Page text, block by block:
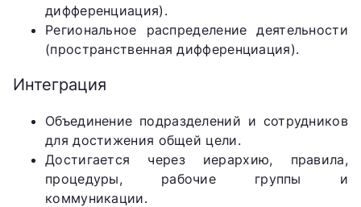
дифференциация).
Региональное распределение деятельности
(пространственная дифференциация).
Интеграция
Объединение подразделений и сотрудников
для достижения общей цели.
Достигается через иерархию, правила,
процедуры, рабочие группы и
коммуникации.